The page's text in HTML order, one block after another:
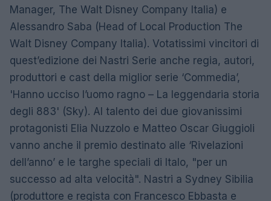
Manager, The Walt Disney Company Italia) e
Alessandro Saba (Head of Local Production The
Walt Disney Company Italia). Votatissimi vincitori di
quest’edizione dei Nastri Serie anche regia, autori,
produttori e cast della miglior serie ‘Commedia’,
'Hanno ucciso l’uomo ragno – La leggendaria storia
degli 883' (Sky). Al talento dei due giovanissimi
protagonisti Elia Nuzzolo e Matteo Oscar Giuggioli
vanno anche il premio destinato alle ‘Rivelazioni
dell’anno’ e le targhe speciali di Italo, "per un
successo ad alta velocità". Nastri a Sydney Sibilia
(produttore e regista con Francesco Ebbasta e